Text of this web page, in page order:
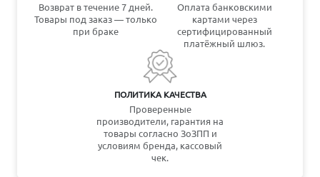
Возврат в течение 7 дней.
Товары под заказ — только
при браке
Оплата банковскими
картами через
сертифицированный
платёжный шлюз.
ПОЛИТИКА КАЧЕСТВА
Проверенные
производители, гарантия на
товары согласно ЗоЗПП и
условиям бренда, кассовый
чек.